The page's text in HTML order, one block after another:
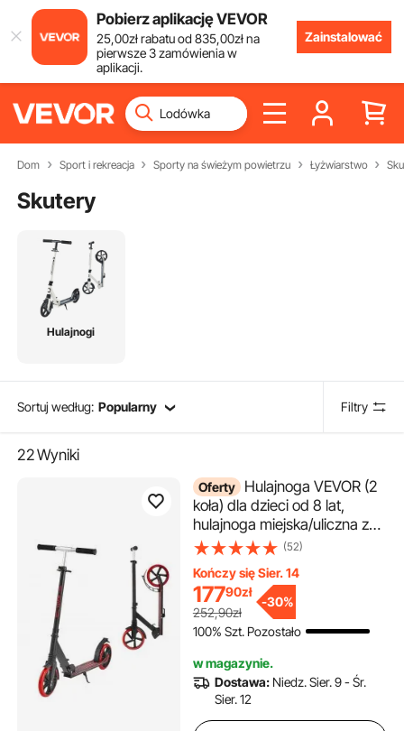
Pobierz aplikację VEVOR
25,00złrabatu od835,00złna
pierwsze 3 zamówienia w
aplikacji.
Zainstalować
Dom Sport i rekreacja Sporty na świeżym powietrzu Łyżwiarstwo
Skutery
Hulajnogi
Sortuj według: Popularny Filtry
22Wyniki
Oferty Hulajnoga VEVOR (2
koła) dla dzieci od 8 lat,
hulajnoga miejska/uliczna z
regulowaną wysokością
platformą i lekką ramą,
składana hulajnoga do 100
kg, czarno-czerwona
(52)
Kończy się Sier. 14
17790zł
252,90zł
-30%
100% Szt. Pozostało
w magazynie.
Dostawa: Niedz. Sier. 9 - Śr.
Sier. 12